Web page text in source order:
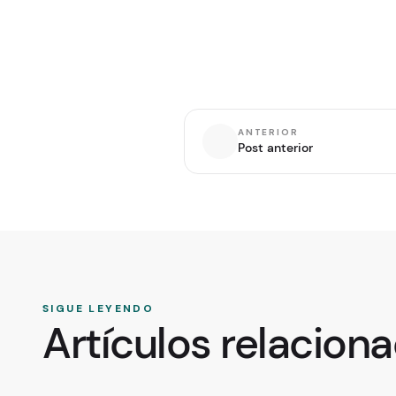
ANTERIOR
Post anterior
SIGUE LEYENDO
Artículos